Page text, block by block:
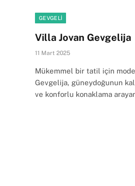
GEVGELI
Villa Jovan Gevgelija
11 Mart 2025
Mükemmel bir tatil için
Gevgelija, güneydoğunun
ve konforlu konaklama